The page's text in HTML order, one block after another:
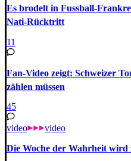
Es brodelt in Fussball-
Nati-Rücktritt
11
Fan-Video zeigt: Schweizer
zählen müssen
45
video video
Die Woche der Wahrheit